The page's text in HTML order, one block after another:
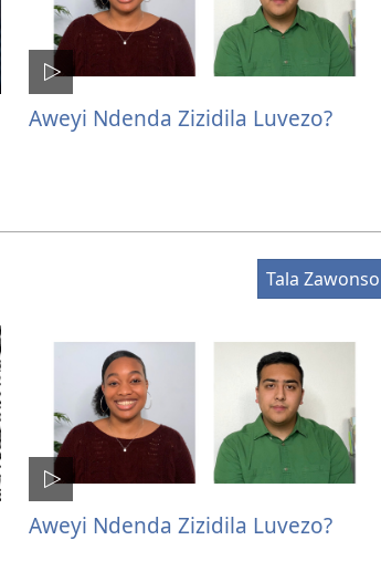
Aweyi Ndenda Zizidila Luvezo?
Tala Zawonso
Aweyi Ndenda Zizidila Luvezo?